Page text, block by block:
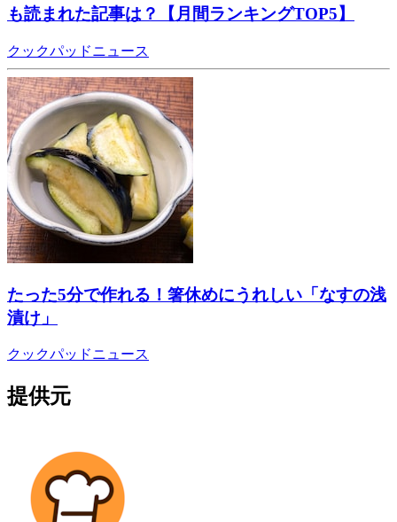
も読まれた記事は？【月間ランキングTOP5】
クックパッドニュース
たった5分で作れる！箸休めにうれしい「なすの浅
漬け」
クックパッドニュース
提供元